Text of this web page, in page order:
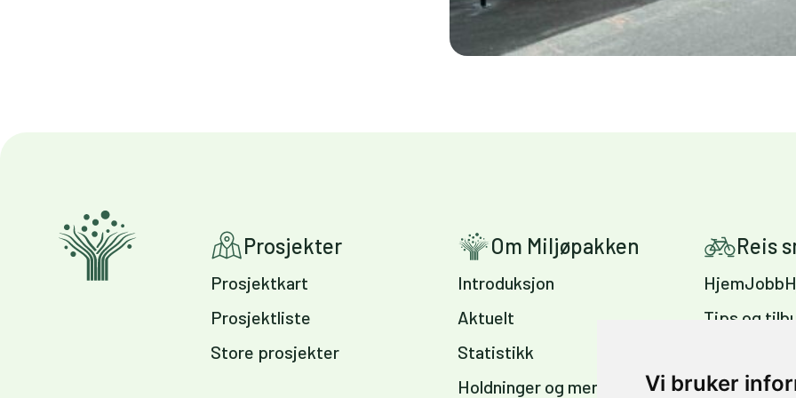
Vi bruker
Prosjekter
Prosjektkart
Prosjektliste
Store prosjekter
Om Miljøpakken
Introduksjon
Aktuelt
Statistikk
Holdninger og meninger
Reis
Tips og